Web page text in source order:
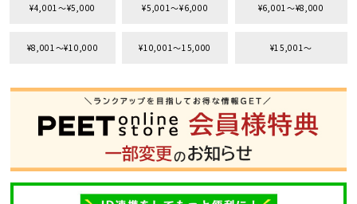
¥4,001〜¥5,000 ¥5,001〜¥6,000 ¥6,001〜¥8,000
¥8,001〜¥10,000 ¥10,001〜15,000 ¥15,001〜